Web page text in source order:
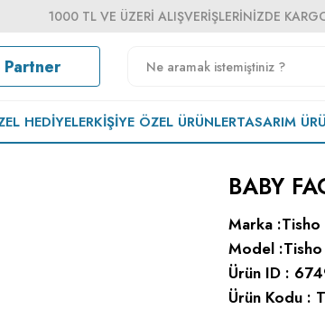
1000 TL VE ÜZERI ALIŞVERIŞLERINIZDE
HEDIYELERKIŞIYE ÖZEL ÜRÜNLERTASARIM
BABY
Marka :Tisho
Model :
Ürün ID :
Ürün Kodu :